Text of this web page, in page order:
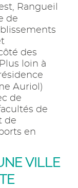
Rangueil
de
des
loin à
Auriol)
de
de
de
en
VILLE